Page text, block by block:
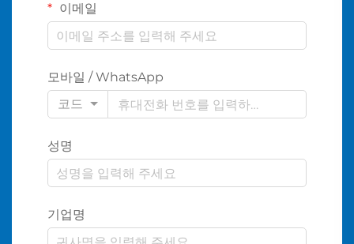
이메일
모바일 / WhatsApp
코드
성명
기업명